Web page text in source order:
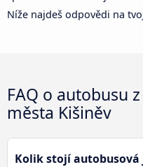
Níže najdeš odpovědi na
FAQ o autobusu
města Kišiněv
Kolik stojí